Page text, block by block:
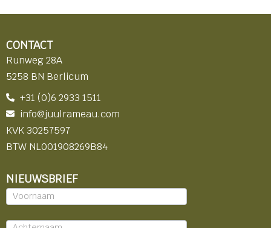
CONTACT
Runweg 28A
5258 BN Berlicum
+31 (0)6 2933 1511
info@juulrameau.com
KVK 30257597
BTW NL001908269B84
NIEUWSBRIEF
Nieuwsbrief
-
footer